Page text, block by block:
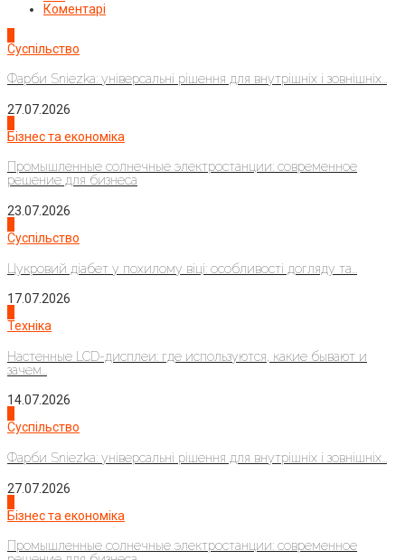
Коментарі
Суспільство
Фарби Sniezka: універсальні рішення для внутрішніх і зовнішніх...
27.07.2026
Бізнес та економіка
Промышленные солнечные электростанции: современное
решение для бизнеса
23.07.2026
Суспільство
Цукровий діабет у похилому віці: особливості догляду та...
17.07.2026
Техніка
Настенные LCD-дисплеи: где используются, какие бывают и
зачем...
14.07.2026
Суспільство
Фарби Sniezka: універсальні рішення для внутрішніх і зовнішніх...
27.07.2026
Бізнес та економіка
Промышленные солнечные электростанции: современное